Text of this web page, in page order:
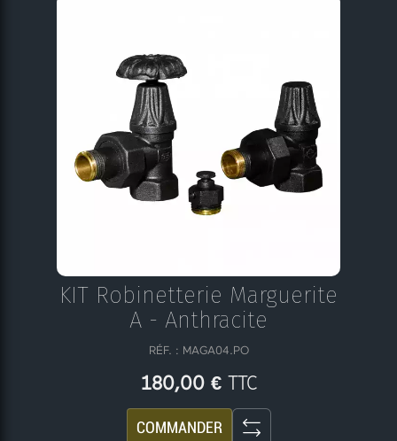
KIT Robinetterie Marguerite
A - Anthracite
RÉF. : MAGA04.PO
180,00 € TTC
COMMANDER